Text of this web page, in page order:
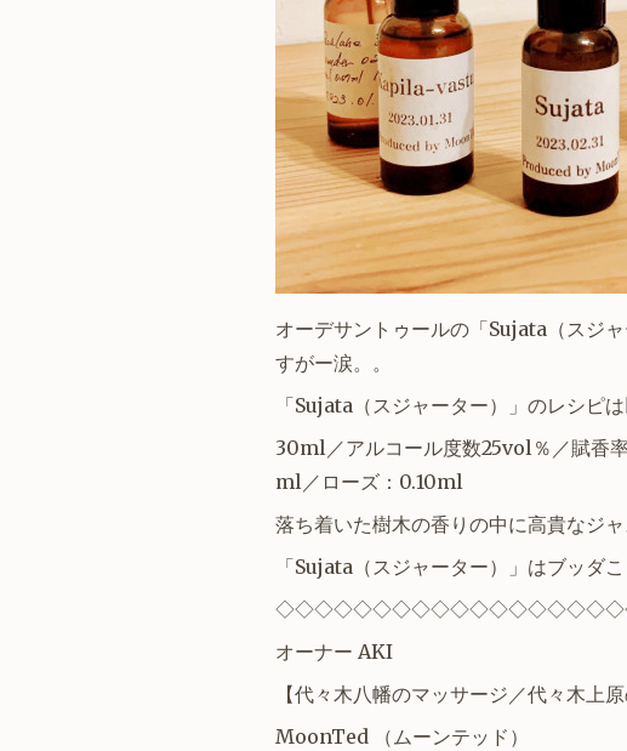
オーデサントゥールの「Sujata（スジ
すがー涙。。
「Sujata（スジャーター）」のレシピは
30ml／アルコール度数25vol％／賦香
ml／ローズ：0.10ml
落ち着いた樹木の香りの中に高貴なジ
「Sujata（スジャーター）
」はブッダ
◇◇◇◇◇◇◇◇◇◇◇◇◇◇◇◇◇◇
オーナー AKI
【代々木八幡のマッサージ／代々木上
MoonTed
（ムーンテッド）